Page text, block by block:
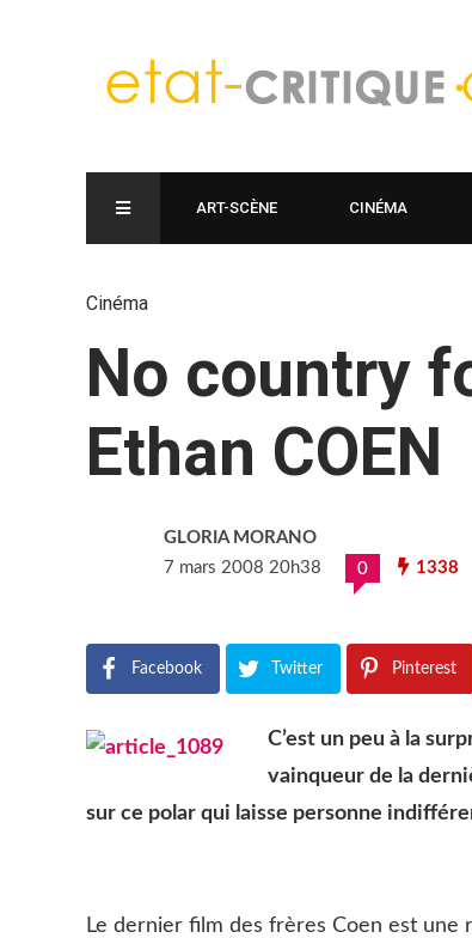
ART-SCÈNE CINÉMA
Cinéma
No country
Ethan COEN
GLORIA MORANO
7 mars 2008 20h38
0 1338
Facebook Twitter Pinterest
C’est un peu à la
vainqueur de la
sur ce polar qui laisse personne
Le dernier film des frères Coen est une